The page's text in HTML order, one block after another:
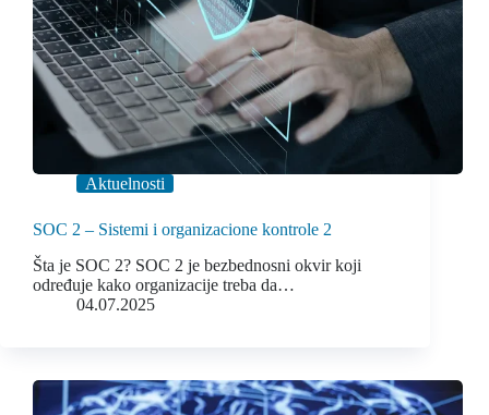
Aktuelnosti
SOC 2 – Sistemi i organizacione kontrole 2
Šta je SOC 2? SOC 2 je bezbednosni okvir koji
određuje kako organizacije treba da…
04.07.2025